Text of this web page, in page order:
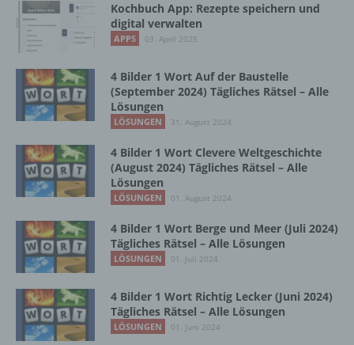
Kochbuch App: Rezepte speichern und
digital verwalten
APPS 03. April 2025
4 Bilder 1 Wort Auf der Baustelle
(September 2024) Tägliches Rätsel – Alle
Lösungen
LÖSUNGEN 31. August 2024
4 Bilder 1 Wort Clevere Weltgeschichte
(August 2024) Tägliches Rätsel – Alle
Lösungen
LÖSUNGEN 01. August 2024
4 Bilder 1 Wort Berge und Meer (Juli 2024)
Tägliches Rätsel – Alle Lösungen
LÖSUNGEN 01. Juli 2024
4 Bilder 1 Wort Richtig Lecker (Juni 2024)
Tägliches Rätsel – Alle Lösungen
LÖSUNGEN 01. Juni 2024
Pseudonymisierung ist die Verarbeitung
personenbezogener Daten in einer Weise,
auf welche die personenbezogenen Daten
Informationen nicht mehr einer spezifischen
betroffenen Person zugeordnet werden
können, sofern diese zusätzlichen
Informationen gesondert aufbewahrt werden
Maßnahmen unterliegen, die gewährleisten,
dass die personenbezogenen Daten nicht
einer identifizierten oder identifizierbaren
natürlichen Person zugewiesen werden.
g) Verantwortlicher oder für die Verarbeitung
Verantwortlicher
Verantwortlicher oder für die Verarbeitung
Verantwortlicher ist die natürliche oder
juristische Person, Behörde, Einrichtung